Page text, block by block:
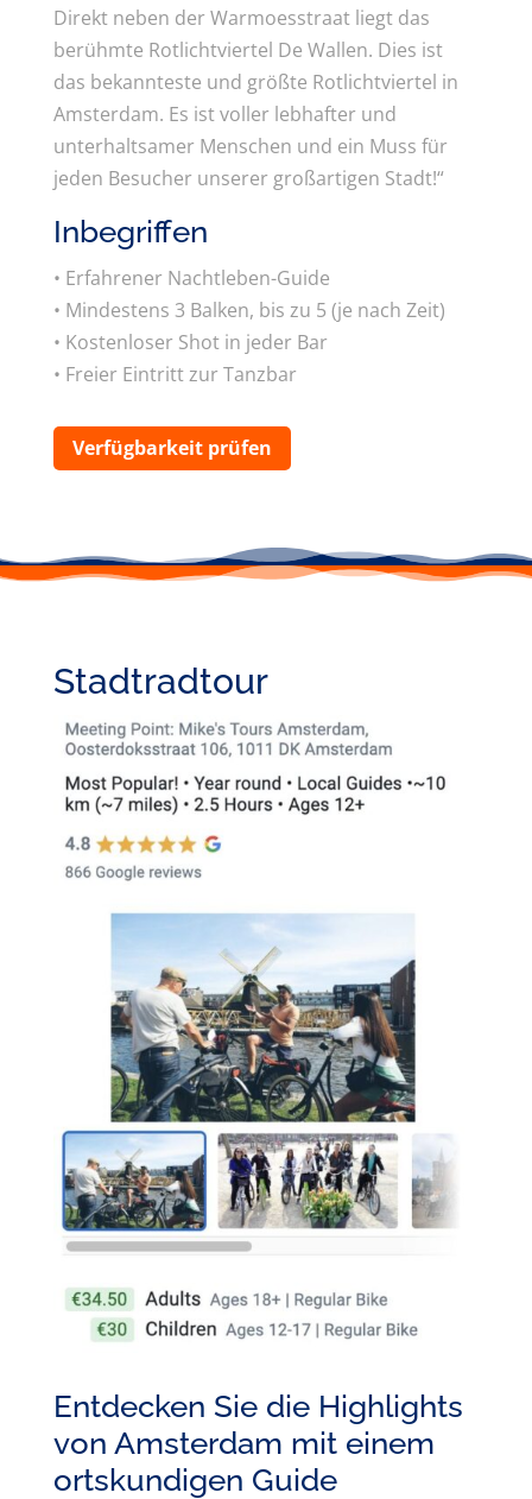
Direkt neben der Warmoesstraat liegt das
berühmte Rotlichtviertel De Wallen. Dies ist
das bekannteste und größte Rotlichtviertel in
Amsterdam. Es ist voller lebhafter und
unterhaltsamer Menschen und ein Muss für
jeden Besucher unserer großartigen Stadt!“
Inbegriffen
• Erfahrener Nachtleben-Guide
• Mindestens 3 Balken, bis zu 5 (je nach Zeit)
• Kostenloser Shot in jeder Bar
• Freier Eintritt zur Tanzbar
Verfügbarkeit prüfen
Stadtradtour
Entdecken Sie die Highlights
von Amsterdam mit einem
ortskundigen Guide